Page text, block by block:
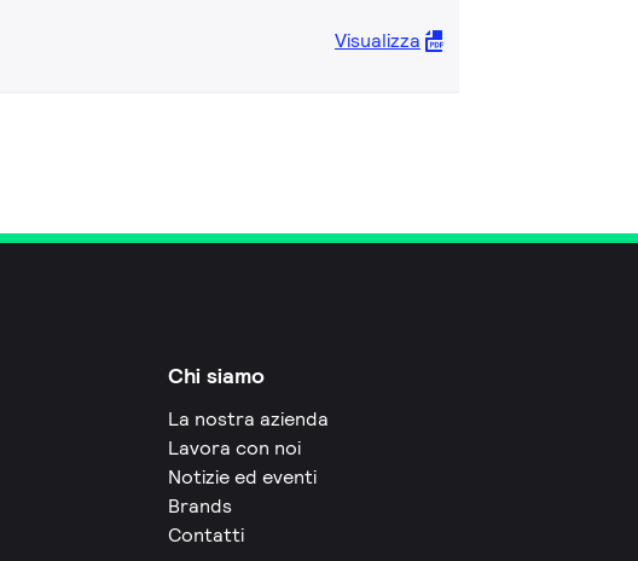
Visualizza
Chi siamo
La nostra azienda
Lavora con noi
Notizie ed eventi
Brands
Contatti